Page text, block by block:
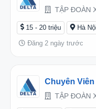
TẬP ĐOÀN
15 - 20 triệu Hà Nội
Đăng 2 ngày trước
Chuyên
TẬP ĐOÀN